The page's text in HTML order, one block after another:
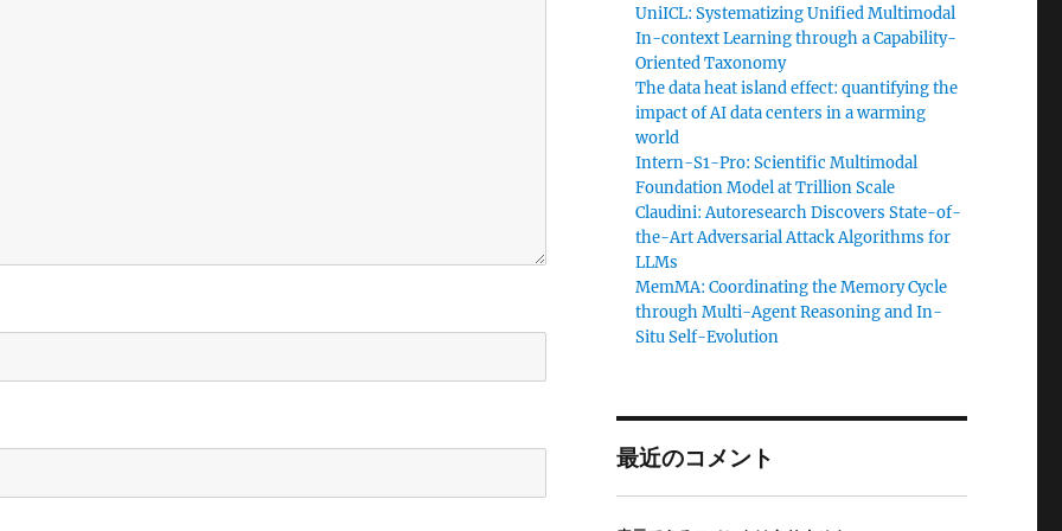
UniICL: Systematizing Unified Multimodal
In-context Learning through a Capability-
Oriented Taxonomy
The data heat island effect: quantifying the
impact of AI data centers in a warming
world
Intern-S1-Pro: Scientific Multimodal
Foundation Model at Trillion Scale
Claudini: Autoresearch Discovers State-of-
the-Art Adversarial Attack Algorithms for
LLMs
MemMA: Coordinating the Memory Cycle
through Multi-Agent Reasoning and In-
Situ Self-Evolution
最近のコメント